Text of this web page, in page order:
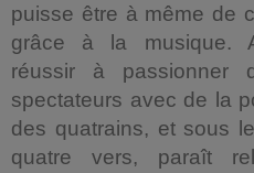
puisse être à même de
grâce à la musique.
réussir à passionner
spectateurs avec de la
des quatrains, et sous
quatre vers, paraît